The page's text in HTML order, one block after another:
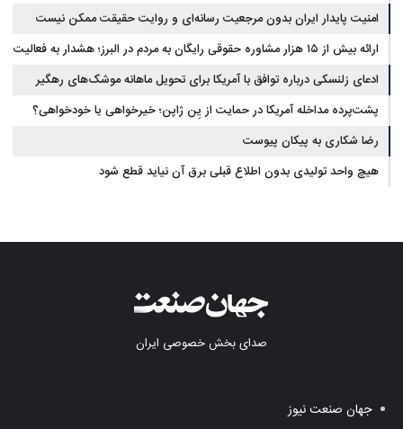
امنیت پایدار ایران بدون مرجعیت رسانه‌ای و روایت حقیقت ممکن نیست
ارائه بیش از ۱۵ هزار مشاوره حقوقی رایگان به مردم در البرز؛ هشدار به فعالیت
وکیل بلاگرها
ادعای زلنسکی درباره توافق با آمریکا برای تحویل ماهانه موشک‌های رهگیر
پشت‌پرده مداخله آمریکا در حمایت از یِن ژاپن؛ خیرخواهی یا خودخواهی؟
رضا شکاری به پیکان پیوست
هیچ واحد تولیدی بدون اطلاع قبلی برق آن نیاید قطع شود
صدای بخش خصوصی ایران
جهان صنعت نیوز